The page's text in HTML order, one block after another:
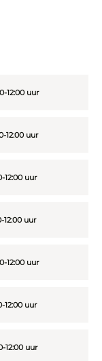
12:00 uur
12:00 uur
12:00 uur
12:00 uur
12:00 uur
12:00 uur
12:00 uur